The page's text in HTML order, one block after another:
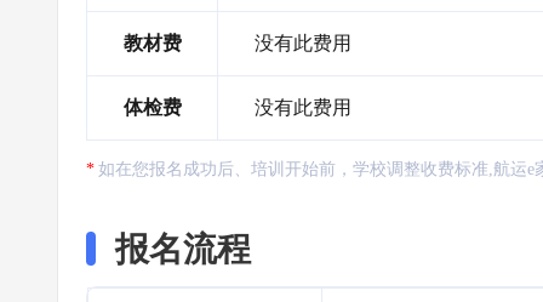
教材费 没有此费用
体检费 没有此费用
如在您报名成功后、培训开始前，学校调整收费标准,航运
报名流程